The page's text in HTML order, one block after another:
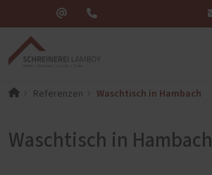
Referenzen Waschtisch in Hambach
Waschtisch in Hambach